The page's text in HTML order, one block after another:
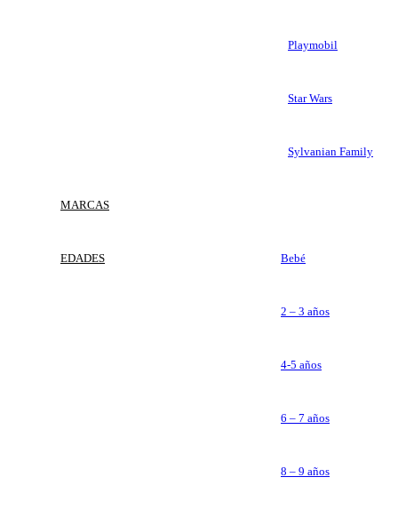
Playmobil
Star Wars
Sylvanian Family
MARCAS
EDADES Bebé
2 – 3 años
4-5 años
6 – 7 años
8 – 9 años